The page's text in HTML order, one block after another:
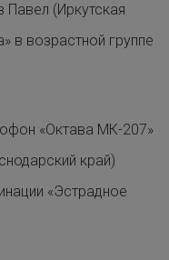
Павел (Иркутская
в возрастной группе
«Oктава МК-207»
край)
«Эстрадное